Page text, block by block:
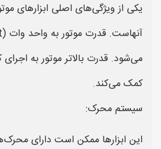
یکی از ویژگی‌های اصلی ابزارهای
می‌شود. قدرت بالاتر موتور به اجرای
کمک می‌کند.
سیستم محرک:
این ابزارها ممکن است دارای